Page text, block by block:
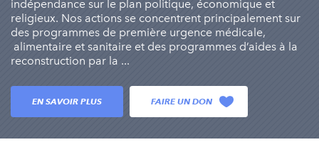
indépendance sur le plan politique, économique et
religieux. Nos actions se concentrent principalement sur
des programmes de première urgence médicale,
alimentaire et sanitaire et des programmes d’aides à la
reconstruction par la ...
EN SAVOIR PLUS FAIRE UN DON